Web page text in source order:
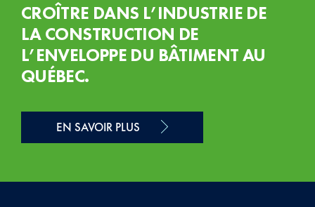
CROÎTRE DANS L’INDUSTRIE DE
LA CONSTRUCTION DE
L’ENVELOPPE DU BÂTIMENT AU
QUÉBEC.
EN SAVOIR PLUS